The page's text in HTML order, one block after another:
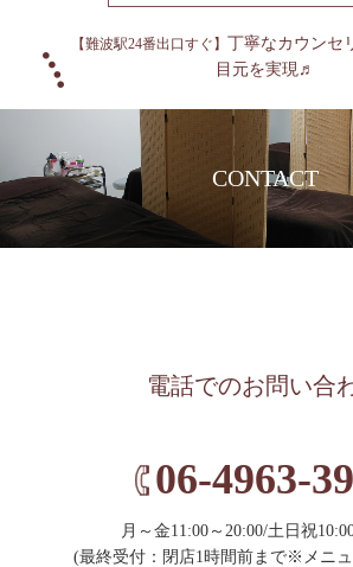
【難波駅24番出口すぐ】 丁寧なカウンセ
目元を実現♬
CONTACT
電話でのお問い合
06-4963-
月～金11:00～20:00/土日祝
(最終受付：閉店1時間前まで※メニ